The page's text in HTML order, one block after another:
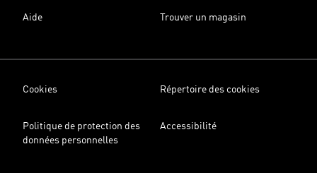
Aide Trouver un magasin
Cookies Répertoire des cookies
Politique de protection des
données personnelles
Accessibilité